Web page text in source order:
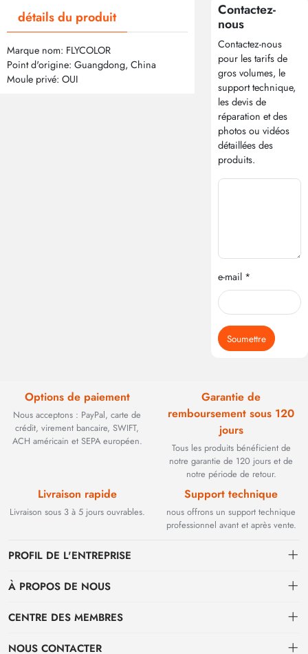
détails du produit
Marque nom: FLYCOLOR
Point d'origine: Guangdong, China
Moule privé: OUI
Contactez-
nous
Contactez-nous
pour les tarifs de
gros volumes, le
support technique,
les devis de
réparation et des
photos ou vidéos
détaillées des
produits.
e-mail *
Soumettre
Options de paiement
Nous acceptons : PayPal, carte de
crédit, virement bancaire, SWIFT,
ACH américain et SEPA européen.
Garantie de
remboursement sous 120
jours
Tous les produits bénéficient de
notre garantie de 120 jours et de
notre période de retour.
Livraison rapide
Livraison sous 3 à 5 jours ouvrables.
Support technique
nous offrons un support technique
professionnel avant et après vente.
PROFIL DE L'ENTREPRISE
Fondée en 2002, BEYOND TECHNOLOGY INTERNATIONAL LIMITED
performance. Face à l'évolution des réseaux industriels, nous avons
À PROPOS DE NOUS
Contact
CENTRE DES MEMBRES
centre personnel
NOUS CONTACTER